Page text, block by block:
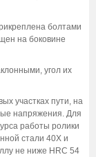
болтами
на боковине
угол их
участках пути, на
напряжения. Для
работы ролики
стали 40Х и
не ниже НRС 54